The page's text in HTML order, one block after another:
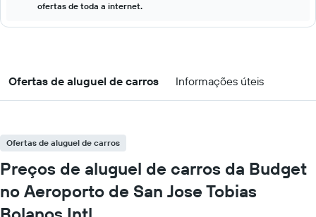
ofertas de toda a internet.
Ofertas de aluguel de carros Informações úteis
Ofertas de aluguel de carros
Preços de aluguel de carros da Budget
no Aeroporto de San Jose Tobias